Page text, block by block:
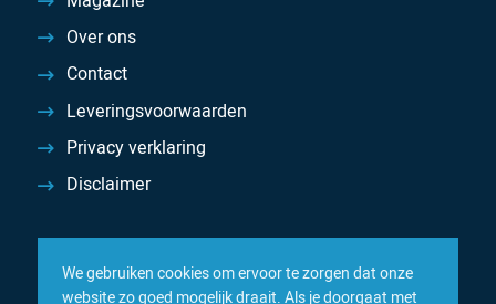
Over ons
Contact
Leveringsvoorwaarden
Privacy verklaring
Disclaimer
We gebruiken cookies om ervoor te zorgen dat onze
website zo goed mogelijk draait. Als je doorgaat met